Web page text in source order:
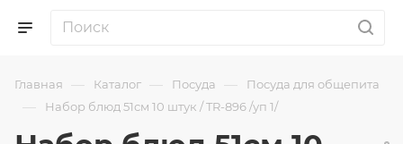
Главная — Каталог — Посуда — Посуда для общепита
— Набор блюд 51см 10 штук / TR-896 /уп 1/